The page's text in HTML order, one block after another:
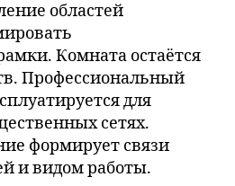
областей
Комната остаётся
Профессиональный
для
сетях.
формирует связи
и видом работы.